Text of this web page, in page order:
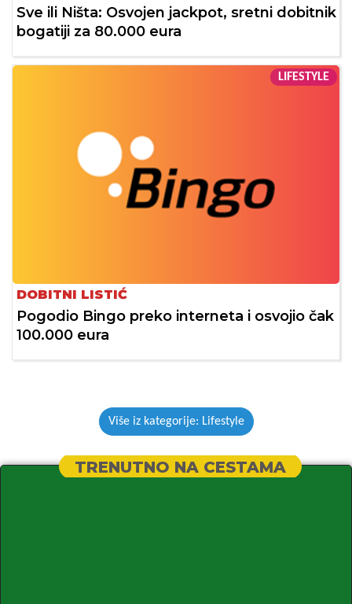
Sve ili Ništa: Osvojen jackpot, sretni dobitnik
bogatiji za 80.000 eura
LIFESTYLE
DOBITNI LISTIĆ
Pogodio Bingo preko interneta i osvojio čak
100.000 eura
Više iz kategorije: Lifestyle
TRENUTNO NA CESTAMA